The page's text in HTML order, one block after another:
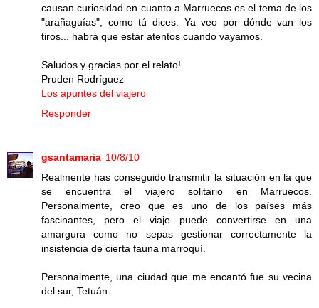
causan curiosidad en cuanto a Marruecos es el tema de los
"arañaguías", como tú dices. Ya veo por dónde van los
tiros... habrá que estar atentos cuando vayamos.
Saludos y gracias por el relato!
Pruden Rodríguez
Los apuntes del viajero
Responder
gsantamaria 10/8/10
Realmente has conseguido transmitir la situación en la que
se encuentra el viajero solitario en Marruecos.
Personalmente, creo que es uno de los países más
fascinantes, pero el viaje puede convertirse en una
amargura como no sepas gestionar correctamente la
insistencia de cierta fauna marroquí.
Personalmente, una ciudad que me encantó fue su vecina
del sur, Tetuán.